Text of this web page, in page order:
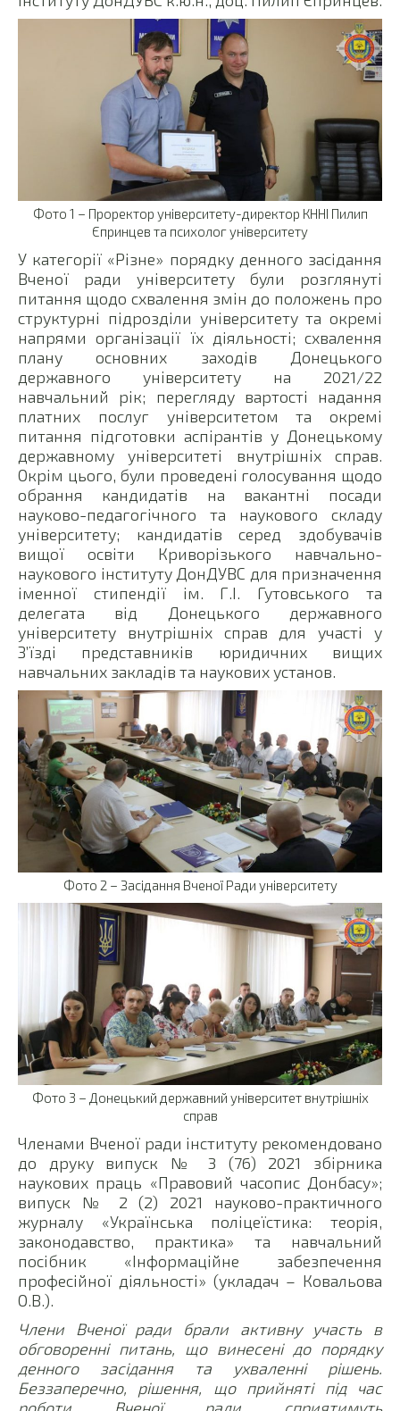
Фото 1 – Проректор університету-директор КННІ Пилип
Єпринцев та психолог університету
У категорії «Різне» порядку денного засідання
Вченої ради університету були розглянуті
питання щодо схвалення змін до положень про
структурні підрозділи університету та окремі
напрями організації їх діяльності; схвалення
плану основних заходів Донецького
державного університету на 2021/22
навчальний рік; перегляду вартості надання
платних послуг університетом та окремі
питання підготовки аспірантів у Донецькому
державному університеті внутрішніх справ.
Окрім цього, були проведені голосування щодо
обрання кандидатів на вакантні посади
науково-педагогічного та наукового складу
університету; кандидатів серед здобувачів
вищої освіти Криворізького навчально-
наукового інституту ДонДУВС для призначення
іменної стипендії ім. Г.І. Гутовського та
делегата від Донецького державного
університету внутрішніх справ для участі у
З’їзді представників юридичних вищих
навчальних закладів та наукових установ.
Фото 2 – Засідання Вченої Ради університету
Фото 3 – Донецький державний університет внутрішніх
справ
Членами Вченої ради інституту рекомендовано
до друку випуск № 3 (76) 2021 збірника
наукових праць «Правовий часопис Донбасу»;
випуск № 2 (2) 2021 науково-практичного
журналу «Українська поліцеїстика: теорія,
законодавство, практика» та навчальний
посібник «Інформаційне забезпечення
професійної діяльності» (укладач – Ковальова
О.В.).
Члени Вченої ради брали активну участь в
обговоренні питань, що винесені до порядку
денного
засідання та ухваленні рішень.
Беззаперечно, рішення, що прийняті під час